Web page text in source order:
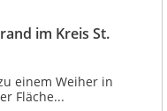
im Kreis St.
einem Weiher in
Fläche...